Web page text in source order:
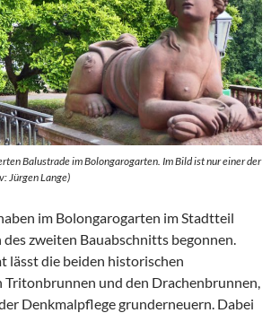
Balustrade im Bolongarogarten. Im Bild ist nur einer der
Jürgen Lange)
im Bolongarogarten im Stadtteil
zweiten Bauabschnitts begonnen.
lässt die beiden historischen
Tritonbrunnen und den Drachenbrunnen,
Denkmalpflege grunderneuern. Dabei